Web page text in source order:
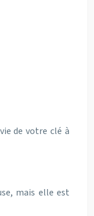
de votre clé à
mais elle est